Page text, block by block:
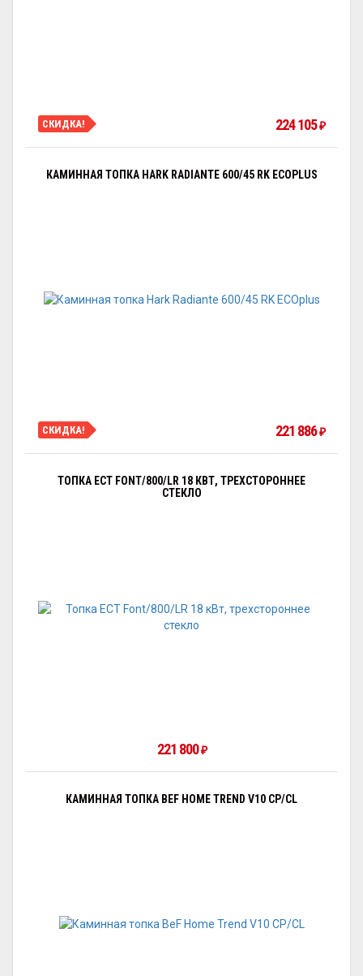
СКИДКА! 224 105₽
КАМИННАЯ ТОПКА HARK RADIANTE 600/45 RK ECOPLUS
СКИДКА! 221 886₽
ТОПКА ECT FONT/800/LR 18 КВТ, ТРЕХСТОРОННЕЕ
СТЕКЛО
221 800₽
КАМИННАЯ ТОПКА BEF HOME TREND V10 CP/CL